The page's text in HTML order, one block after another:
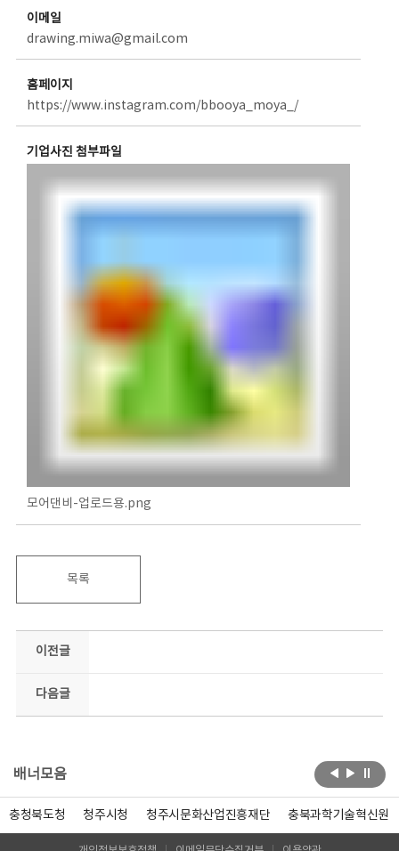
이메일
drawing.miwa@gmail.com
홈페이지
https://www.instagram.com/bbooya_moya_/
기업사진 첨부파일
모어댄비-업로드용.png
목록
이전글
다음글
배너모음
충청북도청 청주시청 청주시문화산업진흥재단 충북과학기술혁신원